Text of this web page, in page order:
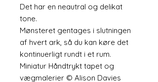
Det har en neautral og delikat
tone.
Mønsteret gentages i slutningen
af hvert ark, så du kan køre det
kontinuerligt rundt i et rum.
Miniatur Håndtrykt tapet og
vægmalerier © Alison Davies